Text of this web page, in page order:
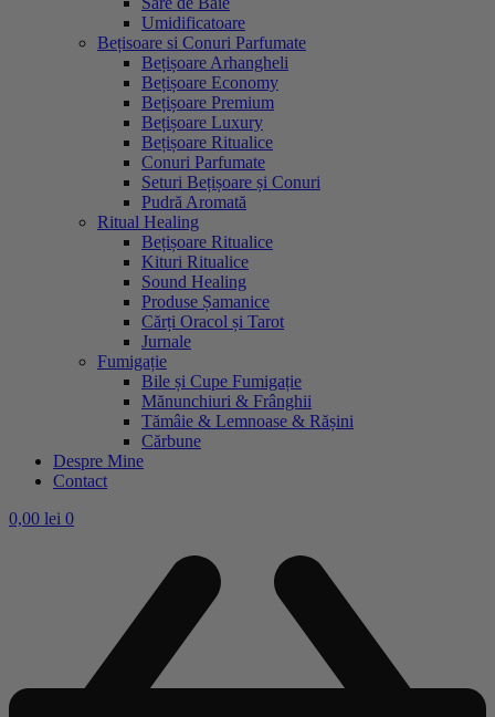
Umidificatoare
Bețisoare si Conuri Parfumate
Bețișoare Arhangheli
Bețișoare Economy
Bețișoare Premium
Bețișoare Luxury
Bețișoare Ritualice
Conuri Parfumate
Seturi Bețișoare și Conuri
Pudră Aromată
Ritual Healing
Bețișoare Ritualice
Kituri Ritualice
Sound Healing
Produse Șamanice
Cărți Oracol și Tarot
Jurnale
Fumigație
Bile și Cupe Fumigație
Mănunchiuri & Frânghii
Tămâie & Lemnoase & Rășini
Cărbune
Despre Mine
Contact
0,00 lei 0